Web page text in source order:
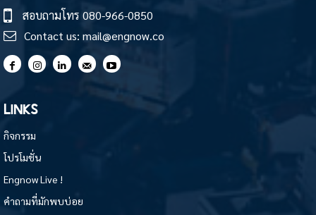
สอบถามโทร 080-966-0850
Contact us: mail@engnow.co
LINKS
กิจกรรม
โปรโมชั่น
Engnow Live !
คำถามที่มักพบบ่อย